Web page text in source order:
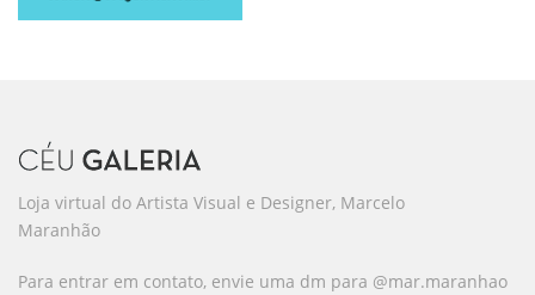
Loja virtual do Artista Visual e Designer, Marcelo
Maranhão
Para entrar em contato, envie uma dm para @mar.maranhao